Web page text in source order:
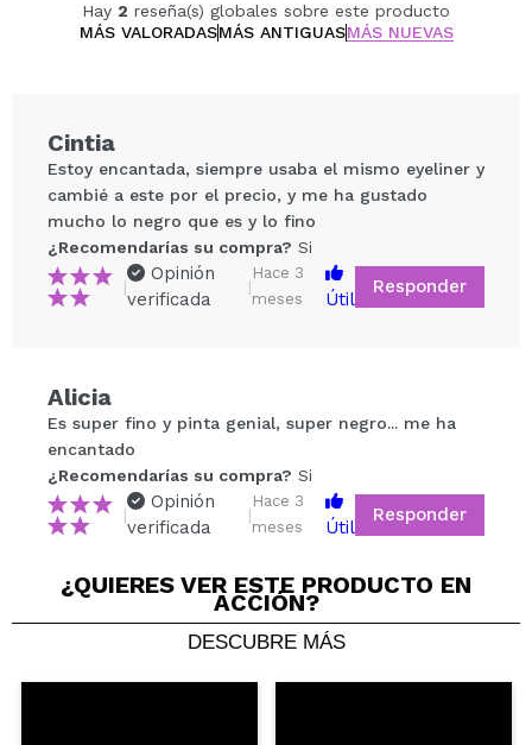
Hay 2 reseña(s) globales sobre este producto
MÁS VALORADASMÁS ANTIGUASMÁS NUEVAS
Tu vídeo podría ser el primero. Imagínatelo...
¿Recomendarías su compra?
5/5
Cintia
Estoy encantada, siempre usaba el mismo eyeliner y
cambié a este por el precio, y me ha gustado
mucho lo negro que es y lo fino
¿Recomendarías su compra? Si
|
Opinión
verificada
|
Hace 3
meses
Útil
Responder
Alicia
Es super fino y pinta genial, super negro... me ha
encantado
¿Recomendarías su compra? Si
|
Opinión
verificada
|
Hace 3
meses
Útil
Responder
¿QUIERES VER ESTE PRODUCTO EN
ACCIÓN?
DESCUBRE MÁS